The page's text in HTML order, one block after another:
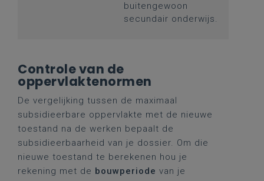
buitengewoon
secundair onderwijs.
Controle van de
oppervlaktenormen
De vergelijking tussen de maximaal
subsidieerbare oppervlakte met de nieuwe
toestand na de werken bepaalt de
subsidieerbaarheid van je dossier. Om die
nieuwe toestand te berekenen hou je
rekening met de bouwperiode van je